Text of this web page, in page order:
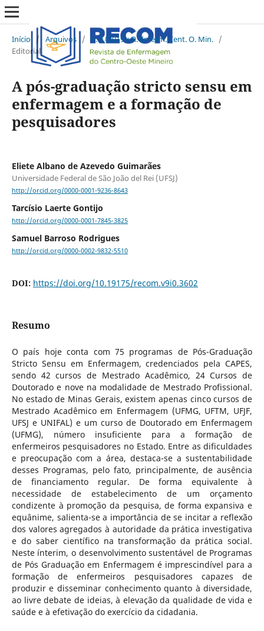
Início / Arquivos / v. 9 (2019): R. Enferm. Cent. O. Min. /
Editorial
A pós-graduação stricto sensu em
enfermagem e a formação de
pesquisadores
Eliete Albano de Azevedo Guimarães
Universidade Federal de São João del Rei (UFSJ)
http://orcid.org/0000-0001-9236-8643
Tarcísio Laerte Gontijo
http://orcid.org/0000-0001-7845-3825
Samuel Barroso Rodrigues
http://orcid.org/0000-0002-9832-5510
DOI: https://doi.org/10.19175/recom.v9i0.3602
Resumo
O país hoje conta com 75 programas de Pós-Graduação
Stricto Sensu em Enfermagem, credenciados pela CAPES,
sendo 42 cursos de Mestrado Acadêmico, 24 Cursos de
Doutorado e nove na modalidade de Mestrado Profissional.
No estado de Minas Gerais, existem apenas cinco cursos de
Mestrado Acadêmico em Enfermagem (UFMG, UFTM, UFJF,
UFSJ e UNIFAL) e um curso de Doutorado em Enfermagem
(UFMG), número insuficiente para a formação de
enfermeiros pesquisadores no Estado. Entre as dificuldades
e preocupação com a área, destaca-se a sustentabilidade
desses Programas, pelo fato, principalmente, de ausência
de financiamento regular. De forma equivalente à
necessidade de estabelecimento de um orçamento
condizente à promoção da pesquisa, de forma expansiva e
equânime, salienta-se a importância de se incitar a reflexão
dos valores agregados à autoridade da prática investigativa
e do saber científico na transformação da prática social.
Neste ínterim, o desenvolvimento sustentável de Programas
de Pós Graduação em Enfermagem é imprescindível para a
formação de enfermeiros pesquisadores capazes de
produzir e disseminar conhecimento quanto à diversidade,
ao livre debate de ideias, à elevação da qualidade de vida e
saúde e à efetivação do exercício da cidadania.